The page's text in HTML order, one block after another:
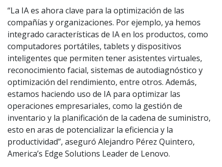
“La IA es ahora clave para la optimización de las
compañías y organizaciones. Por ejemplo, ya hemos
integrado características de IA en los productos, como
computadores portátiles, tablets y dispositivos
inteligentes que permiten tener asistentes virtuales,
reconocimiento facial, sistemas de autodiagnóstico y
optimización del rendimiento, entre otros. Además,
estamos haciendo uso de IA para optimizar las
operaciones empresariales, como la gestión de
inventario y la planificación de la cadena de suministro,
esto en aras de potencializar la eficiencia y la
productividad”, aseguró Alejandro Pérez Quintero,
America’s Edge Solutions Leader de Lenovo.